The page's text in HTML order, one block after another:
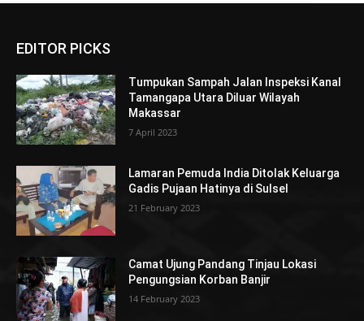
EDITOR PICKS
Tumpukan Sampah Jalan Inspeksi Kanal
Tamangapa Utara Diluar Wilayah
Makassar
7 April 2023
Lamaran Pemuda India Ditolak Keluarga
Gadis Pujaan Hatinya di Sulsel
21 February 2023
Camat Ujung Pandang Tinjau Lokasi
Pengungsian Korban Banjir
14 February 2023